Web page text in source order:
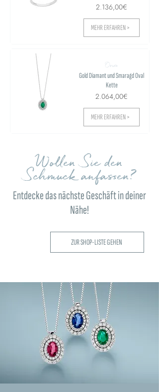
2.136,00€
MEHR ERFAHREN >
Orion
Gold Diamant und Smaragd Oval
Kette
2.064,00€
MEHR ERFAHREN >
Wollen Sie den
Schmuck anfassen?
Entdecke das nächste Geschäft in deiner
Nähe!
ZUR SHOP-LISTE GEHEN